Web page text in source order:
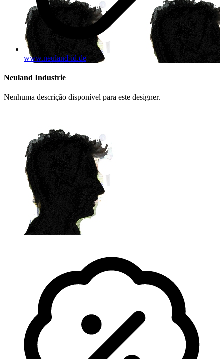
www.neuland-id.de
Neuland Industrie
Nenhuma descrição disponível para este designer.